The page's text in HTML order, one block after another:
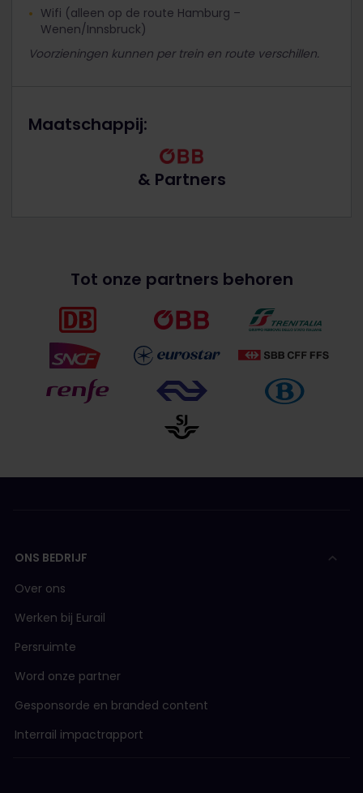
Wifi (alleen op de route Hamburg –
Wenen/Innsbruck)
Voorzieningen kunnen per trein en route verschillen.
Maatschappij:
& Partners
Tot onze partners behoren
ONS BEDRIJF
Over ons
Werken bij Eurail
Persruimte
Word onze partner
Gesponsorde en branded content
Interrail impactrapport